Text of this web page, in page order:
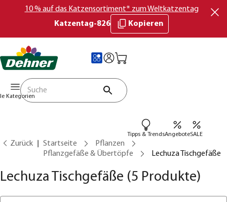
10 % auf das Katzensortiment* zum Weltkatzentag
Katzentag-826
Kopieren
Kategorien
Tipps & TrendsAngeboteSALE
Zurück Startseite
Pflanzen
Pflanzgefäße & Übertöpfe
Lechuza Tischgefäße
Lechuza Tischgefäße (5 Produkte)